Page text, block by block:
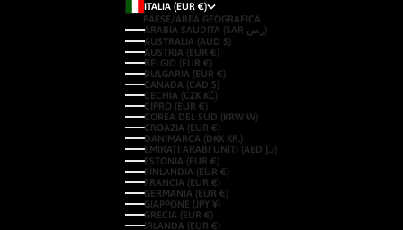
ITALIA (EUR €)
PAESE/AREA GEOGRAFICA
ARABIA SAUDITA (SAR ر.س)
AUSTRALIA (AUD $)
AUSTRIA (EUR €)
BELGIO (EUR €)
BULGARIA (EUR €)
CANADA (CAD $)
CECHIA (CZK KČ)
CIPRO (EUR €)
COREA DEL SUD (KRW ₩)
CROAZIA (EUR €)
DANIMARCA (DKK KR.)
EMIRATI ARABI UNITI (AED د.إ)
ESTONIA (EUR €)
FINLANDIA (EUR €)
FRANCIA (EUR €)
GERMANIA (EUR €)
GIAPPONE (JPY ¥)
GRECIA (EUR €)
IRLANDA (EUR €)